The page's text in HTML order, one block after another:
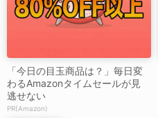
「今日の目玉商品は？」毎日変
わるAmazonタイムセールが見
逃せない
PR(Amazon)